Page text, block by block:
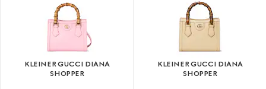
KLEINER GUCCI DIANA
SHOPPER
KLEINER GUCCI DIANA
SHOPPER